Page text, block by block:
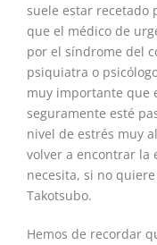
suele estar recetado
que el médico de
por el síndrome del
psiquiatra o
muy importante que
seguramente esté
nivel de estrés muy
volver a encontrar la
necesita, si no
Takotsubo.
Hemos de recordar